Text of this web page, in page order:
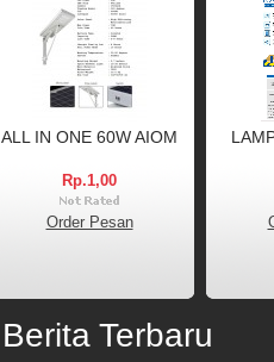
ALL IN ONE 60W AIOM
Rp.1,00
Order Pesan
Berita Terbaru